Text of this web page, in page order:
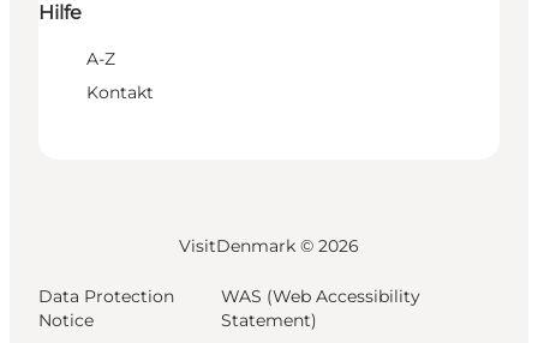
Hilfe
A-Z
Kontakt
VisitDenmark © 2026
Data Protection
Notice
WAS (Web Accessibility
Statement)